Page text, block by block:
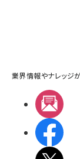
業界情報やナレッジ